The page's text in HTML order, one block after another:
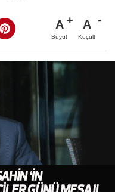
A
Büyüt
A
Küçült